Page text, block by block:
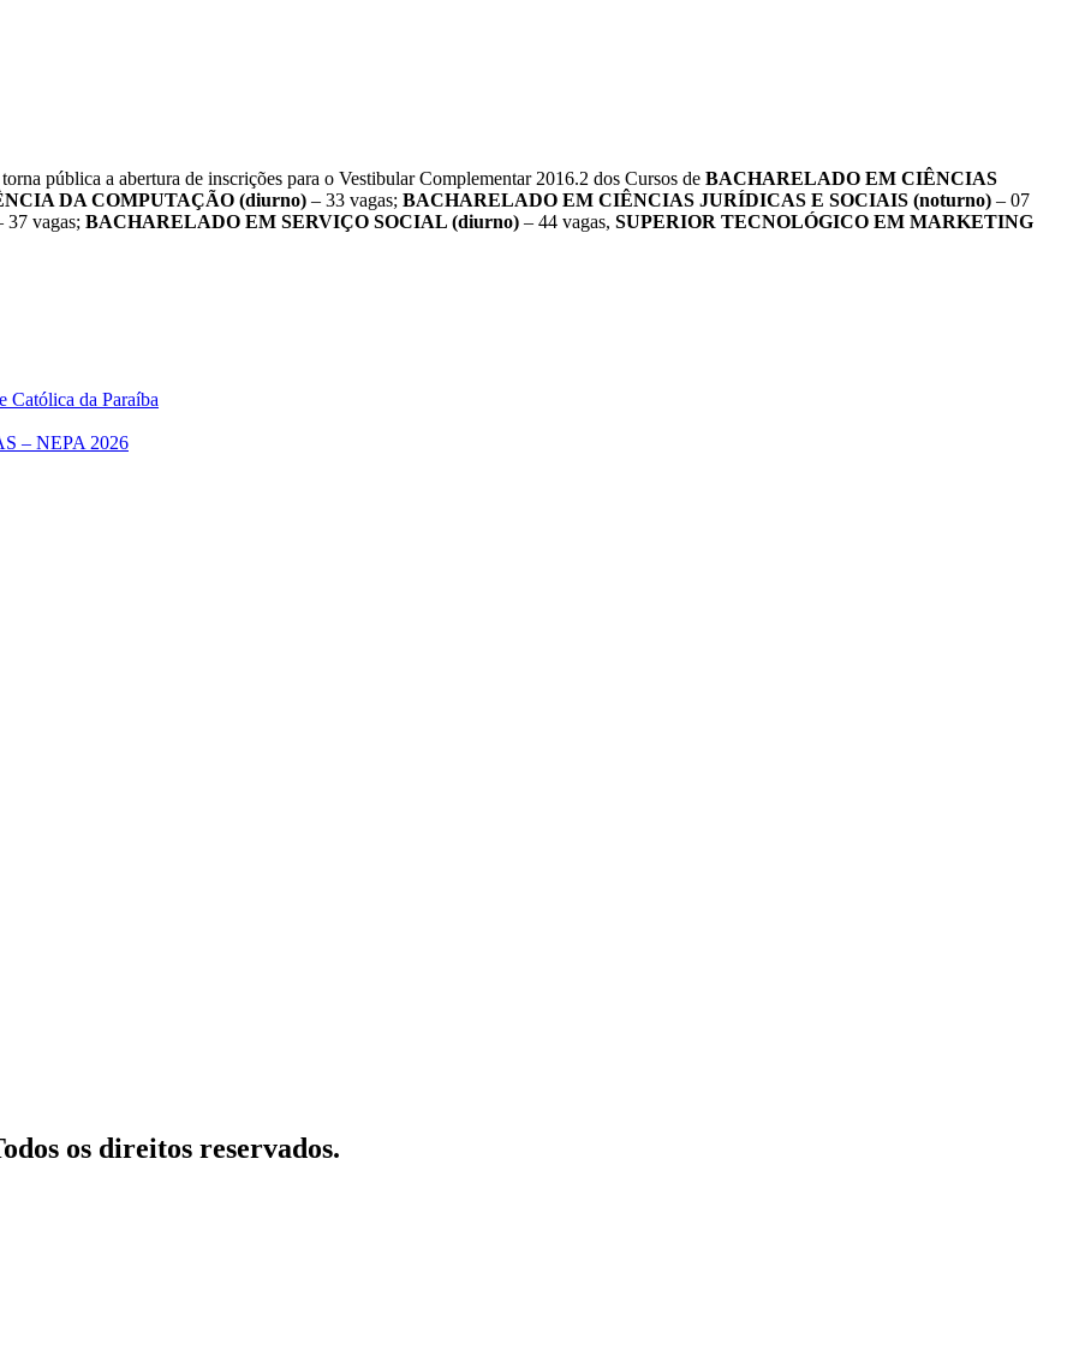
pública a abertura de inscrições para o Vestibular Complementar 2016.2 dos Cursos de BACHARELADO EM CIÊNCIAS
DA COMPUTAÇÃO (diurno) – 33 vagas; BACHARELADO EM CIÊNCIAS JURÍDICAS E SOCIAIS (noturno) – 07
37 vagas; BACHARELADO EM SERVIÇO SOCIAL (diurno) – 44 vagas, SUPERIOR TECNOLÓGICO EM MARKETING
Católica da Paraíba
– NEPA 2026
os direitos reservados.